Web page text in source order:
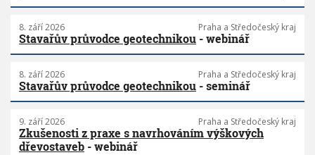
8. září 2026 Praha a Středočeský kraj
Stavařův průvodce geotechnikou - webinář
8. září 2026 Praha a Středočeský kraj
Stavařův průvodce geotechnikou - seminář
9. září 2026 Praha a Středočeský kraj
Zkušenosti z praxe s navrhováním výškových
dřevostaveb - webinář